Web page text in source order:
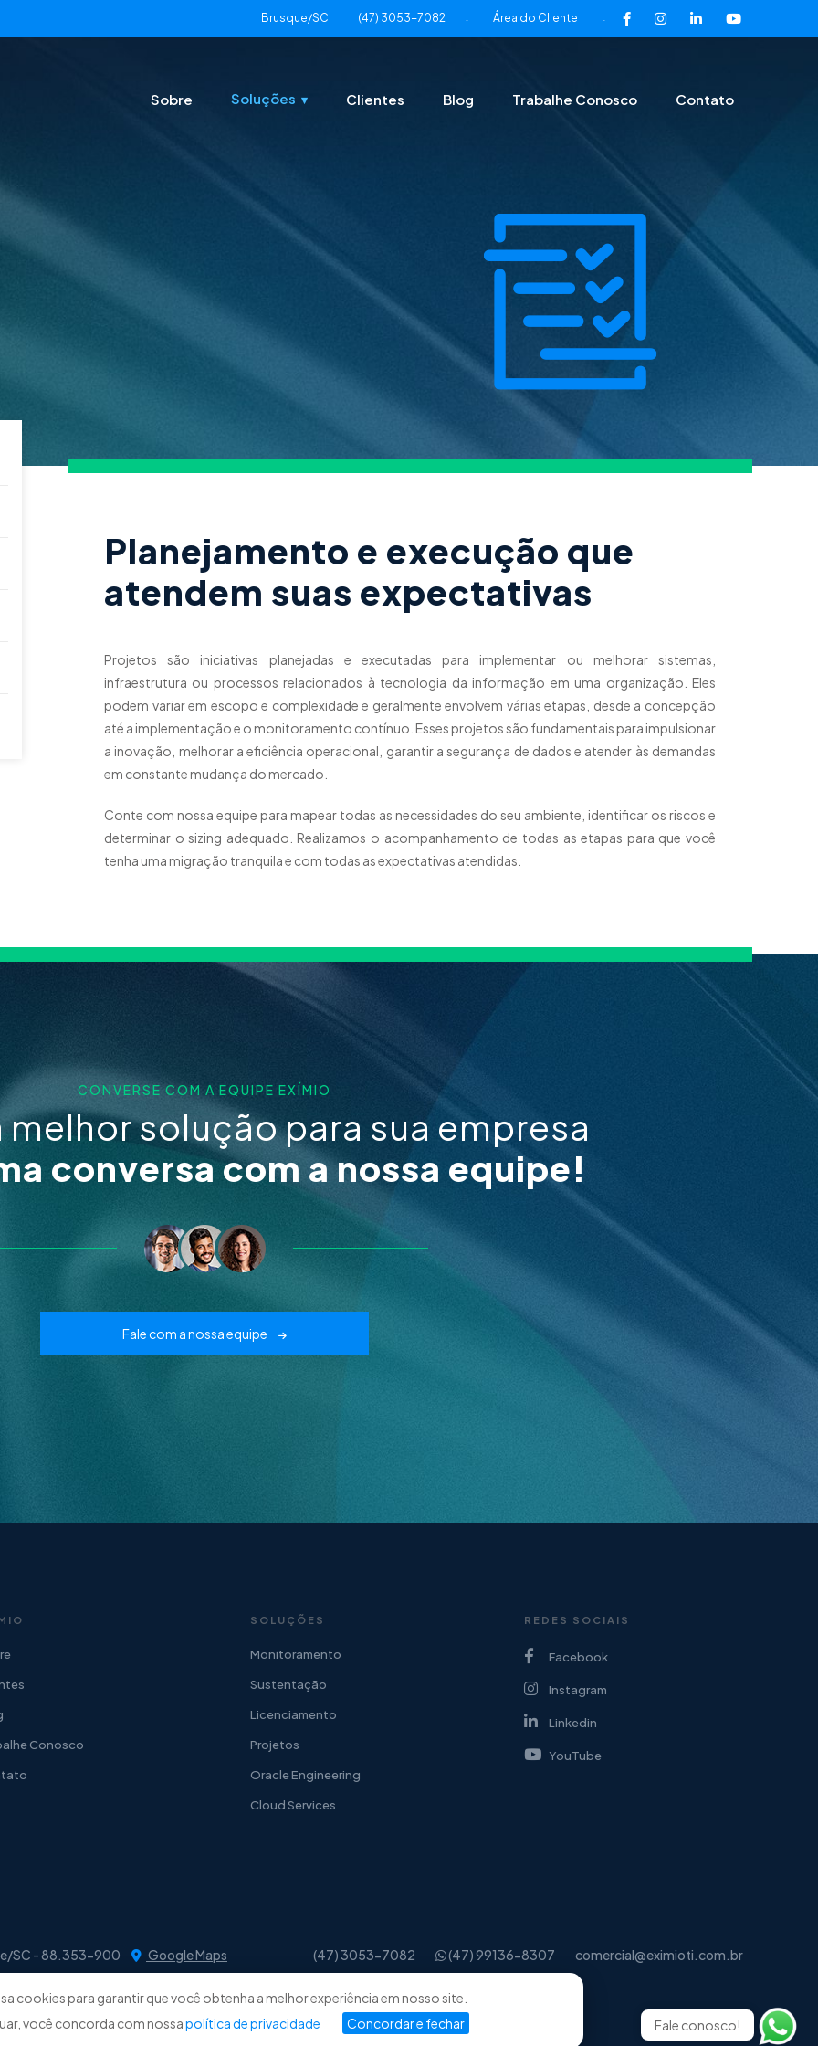
cookies para garantir que você obtenha a melhor experiência em nosso site.
você concorda com nossapolítica de privacidade Concordar e fechar
Brusque/SC (47) 3053-7082 - Área do Cliente -
Sobre Soluções Clientes Blog Trabalhe Conosco Contato
Planejamento e execução que
atendem suas expectativas
Projetos são iniciativas planejadas e executadas para implementar ou melhorar sistemas,
infraestrutura ou processos relacionados à tecnologia da informação em uma organização. Eles
podem variar em escopo e complexidade e geralmente envolvem várias etapas, desde a concepção
até a implementação e o monitoramento contínuo. Esses projetos são fundamentais para impulsionar
a inovação, melhorar a eficiência operacional, garantir a segurança de dados e atender às demandas
em constante mudança do mercado.
Conte com nossa equipe para mapear todas as necessidades do seu ambiente, identificar os riscos e
determinar o sizing adequado. Realizamos o acompanhamento de todas as etapas para que você
tenha uma migração tranquila e com todas as expectativas atendidas.
CONVERSE COM A EQUIPE EXÍMIO
melhor solução para sua empresa
conversa com a nossa equipe!
Fale com a nossa equipe
Conosco
SOLUÇÕES
Monitoramento
Sustentação
Licenciamento
Projetos
Oracle Engineering
Cloud Services
REDES SOCIAIS
Facebook
Instagram
Linkedin
YouTube
SC - 88.353-900 Google Maps (47) 3053-7082 (47) 99136-8307 comercial@eximioti.com.br
Fale conosco!